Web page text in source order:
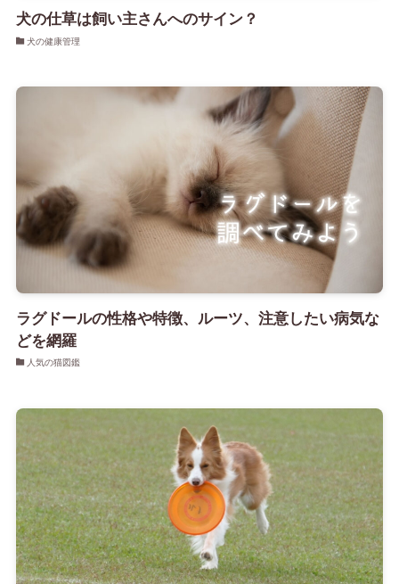
犬の仕草は飼い主さんへのサイン？
犬の健康管理
ラグドールの性格や特徴、ルーツ、注意したい病気な
どを網羅
人気の猫図鑑